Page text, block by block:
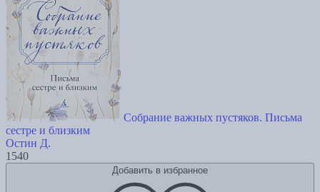
Собрание важных пустяков. Письма
сестре и близким
Остин Д.
1540
Добавить в избранное